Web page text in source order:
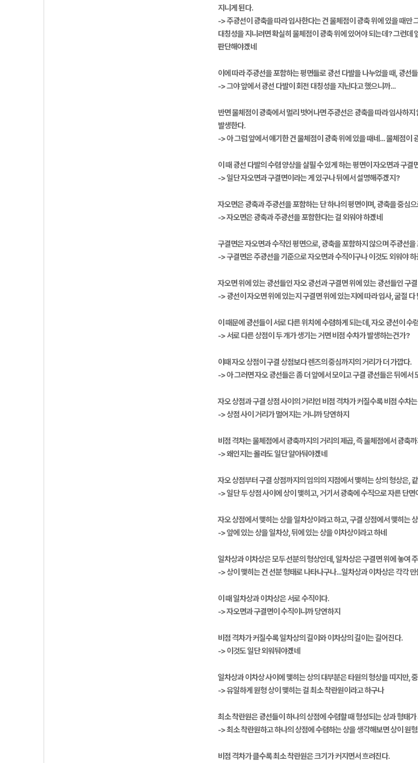
지니게 된다.
-> 주광선이 광축을 따라 입사한다는 건 물체점이 광축 위에 있을 때만
대칭성을 지니려면 확실히 물체점이 광축 위에 있어야 되는데? 그런데
판단해야겠네
이에 따라 주광선을 포함하는 평면들로 광선 다발을 나누었을 때, 광선
-> 그야 앞에서 광선 다발이 회전 대칭성을 지닌다고 했으니까...
반면 물체점이 광축에서 멀리 벗어나면 주광선은 광축을 따라 입사하
발생한다.
-> 아 그럼 앞에서 얘기한 건 물체점이 광축 위에 있을 때네... 물체점
이 때 광선 다발의 수렴 양상을 살필 수 있게 하는 평면이 자오면과 구결
-> 일단 자오면과 구결면이라는 게 있구나 뒤에서 설명해주겠지?
자오면은 광축과 주광선을 포함하는 단 하나의 평면이며, 광축을 중심
-> 자오면은 광축과 주광선을 포함한다는 걸 외워야 하겠네
구결면은 자오면과 수직인 평면으로, 광축을 포함하지 않으며 주광선
-> 구결면은 주광선을 기준으로 자오면과 수직이구나 이것도 외워야 하
자오면 위에 있는 광선들인 자오 광선과 구결면 위에 있는 광선들인 구
-> 광선이 자오면 위에 있는지 구결면 위에 있는지에 따라 입사, 굴절 다
이 때문에 광선들이 서로 다른 위치에 수렴하게 되는데, 자오 광선이
-> 서로 다른 상점이 두 개가 생기는 거면 비점 수차가 발생하는건가?
이때 자오 상점이 구결 상점보다 렌즈의 중심까지의 거리가 더 가깝다.
-> 아 그러면 자오 광선들은 좀 더 앞에서 모이고 구결 광선들은 뒤에서
자오 상점과 구결 상점 사이의 거리인 비점 격차가 커질수록 비점 수차
-> 상점 사이 거리가 멀어지는 거니까 당연하지
비점 격차는 물체점에서 광축까지의 거리의 제곱, 즉 물체점에서 광축
-> 왜인지는 몰라도 일단 알아둬야겠네
자오 상점부터 구결 상점까지의 임의의 지점에서 맺히는 상의 형상은,
-> 일단 두 상점 사이에 상이 맺히고, 거기서 광축에 수직으로 자른 단면
자오 상점에서 맺히는 상을 일차상이라고 하고, 구결 상점에서 맺히는
-> 앞에 있는 상을 일차상, 뒤에 있는 상을 이차상이라고 하네
일차상과 이차상은 모두 선분의 형상인데, 일차상은 구결면 위에 놓여
-> 상이 맺히는 건 선분 형태로 나타나구나...일차상과 이차상은 각각
이 때 일차상과 이차상은 서로 수직이다.
-> 자오면과 구결면이 수직이니까 당연하지
비점 격차가 커질수록 일차상의 길이와 이차상의 길이는 길어진다.
-> 이것도 일단 외워둬야겠네
일차상과 이차상 사이에 맺히는 상의 대부분은 타원의 형상을 띠지만,
-> 유일하게 원형 상이 맺히는 걸 최소 착란원이라고 하구나
최소 착란원은 광선들이 하나의 상점에 수렴할 때 형성되는 상과 형태
-> 최소 착란원하고 하나의 상점에 수렴하는 상을 생각해보면 상이 원
비점 격차가 클수록 최소 착란원은 크기가 커지면서 흐려진다.